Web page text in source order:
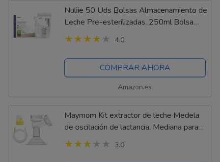
Nuliie 50 Uds Bolsas Almacenamiento de
Leche Pre-esterilizadas, 250ml Bolsa
Para Leche Materna con Boquilla
Dispensadora, Libre de BPA, Bolsa Auto-
Portante,...
4.0
COMPRAR AHORA
Amazon.es
Maymom Kit extractor de leche Medela
de oscilación de lactancia. Mediana para
senos (Comparable a Medela PersonalFit
15mm), válvula, membrana y tubo de...
3.0